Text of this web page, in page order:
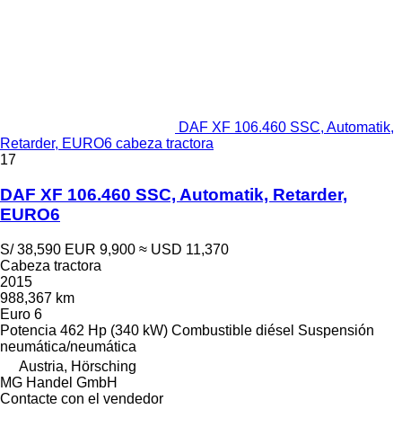
DAF XF 106.460 SSC, Automatik,
Retarder, EURO6 cabeza tractora
17
DAF XF 106.460 SSC, Automatik, Retarder,
EURO6
S/ 38,590 EUR 9,900 ≈ USD 11,370
Cabeza tractora
2015
988,367 km
Euro 6
Potencia 462 Hp (340 kW) Combustible diésel Suspensión
neumática/neumática
Austria, Hörsching
MG Handel GmbH
Contacte con el vendedor